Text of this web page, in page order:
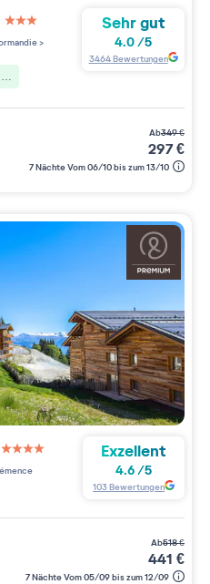
3 étoiles sur 5
>
Verantwortungsbewusster aufenthalt
Sehr gut
4.0/5
3464Bewertungen
ab349€
297€
7 Nächte Vom 06/10 bis zum 13/10
4 étoiles sur 5
Exzellent
4.6/5
103Bewertungen
ab518€
441 €
7 Nächte Vom 05/09 bis zum 12/09